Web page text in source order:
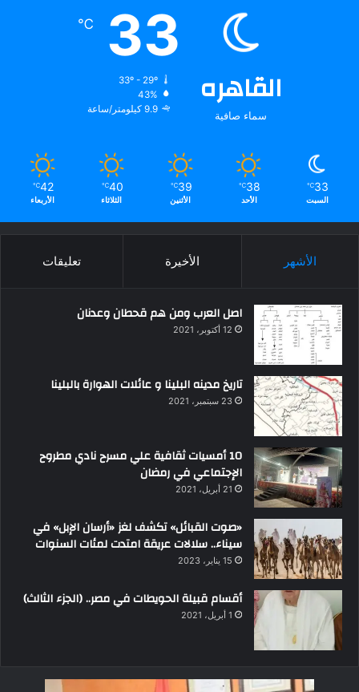
القاهره
سماء صافية
33
℃
33º - 29º
43%
9.9 كيلومتر/ساعة
33
℃
السبت
38
℃
الأحد
39
℃
الأثنين
40
℃
الثلاثاء
42
℃
الأربعاء
الأشهر الأخيرة تعليقات
اصل العرب ومن هم قحطان وعدنان
12 أكتوبر، 2021
تاريخ مدينه البلينا و عائلات الهوارة بالبلينا
23 سبتمبر، 2021
10 أمسيات ثقافية علي مسرح نادي مطروح
الإجتماعي في رمضان
21 أبريل، 2021
«صوت القبائل» تكشف لغز «أرسان الإبل» في
سيناء.. سلالات عريقة امتدت لمئات السنوات
15 يناير، 2023
أقسام قبيلة الحويطات في مصر.. (الجزء الثالث)
1 أبريل، 2021